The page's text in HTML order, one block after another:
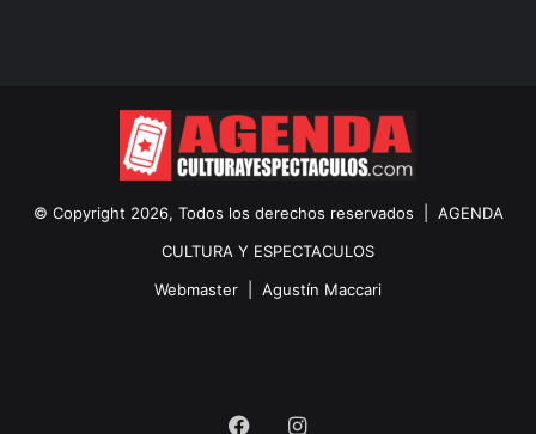
© Copyright 2026, Todos los derechos reservados | AGENDA
CULTURA Y ESPECTACULOS
Webmaster | Agustín Maccari